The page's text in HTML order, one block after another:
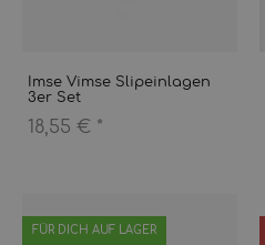
Imse Vimse Slipeinlagen
3er Set
18,55 € *
FÜR DICH AUF LAGER